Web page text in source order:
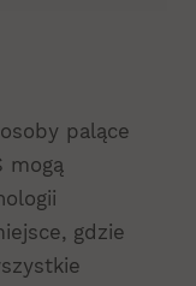
palące
mogą
gdzie